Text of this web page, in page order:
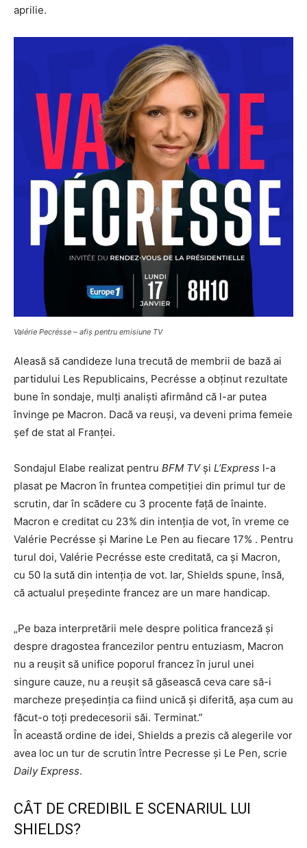
aprilie.
Valérie Pecrésse – afiș pentru emisiune TV
Aleasă să candideze luna trecută de membrii de bază ai
partidului Les Republicains, Pecrésse a obținut rezultate
bune în sondaje, mulți analiști afirmând că l-ar putea
învinge pe Macron. Dacă va reuși, va deveni prima femeie
șef de stat al Franței.
Sondajul Elabe realizat pentru BFM TVși L’Express l-a
plasat pe Macron în fruntea competiției din primul tur de
scrutin, dar în scădere cu 3 procente față de înainte.
Macron e creditat cu 23% din intenția de vot, în vreme ce
Valérie Pecrésse și Marine Le Pen au fiecare 17% . Pentru
turul doi, Valérie Pecrésse este creditată, ca și Macron,
cu 50 la sută din intenția de vot. Iar, Shields spune, însă,
că actualul președinte francez are un mare handicap.
„Pe baza interpretării mele despre politica franceză și
despre dragostea francezilor pentru entuziasm, Macron
nu a reușit să unifice poporul francez în jurul unei
singure cauze, nu a reușit să găsească ceva care să-i
marcheze președinția ca fiind unică și diferită, așa cum au
făcut-o toți predecesorii săi. Terminat.”
În această ordine de idei, Shields a prezis că alegerile vor
avea loc un tur de scrutin între Pecresse și Le Pen, scrie
Daily Express.
CÂT DE CREDIBIL E SCENARIUL LUI
SHIELDS?